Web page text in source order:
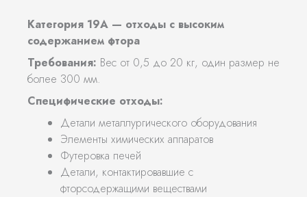
Категория 19А — отходы с высоким
содержанием фтора
Требования: Вес от 0,5 до 20 кг, один размер не
более 300 мм.
Специфические отходы:
Детали металлургического оборудования
Элементы химических аппаратов
Футеровка печей
Детали, контактировавшие с
фторсодержащими веществами